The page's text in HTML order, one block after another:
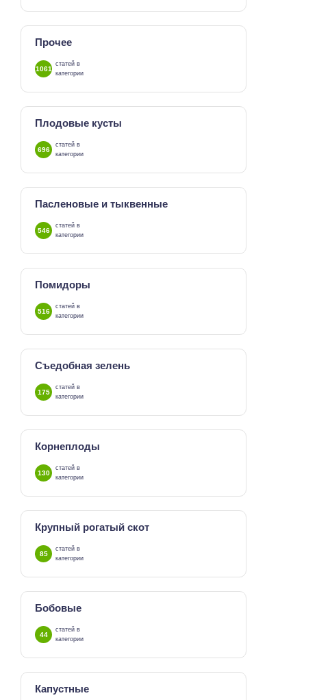
Прочее
1061
статей в
категории
Плодовые кусты
696
статей в
категории
Пасленовые и тыквенные
546
статей в
категории
Помидоры
516
статей в
категории
Съедобная зелень
175
статей в
категории
Корнеплоды
130
статей в
категории
Крупный рогатый скот
85
статей в
категории
Бобовые
44
статей в
категории
Капустные